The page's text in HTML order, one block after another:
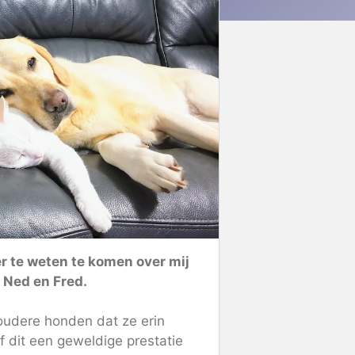
te weten te komen over mij
en Fred.
honden dat ze erin
dit een geweldige prestatie